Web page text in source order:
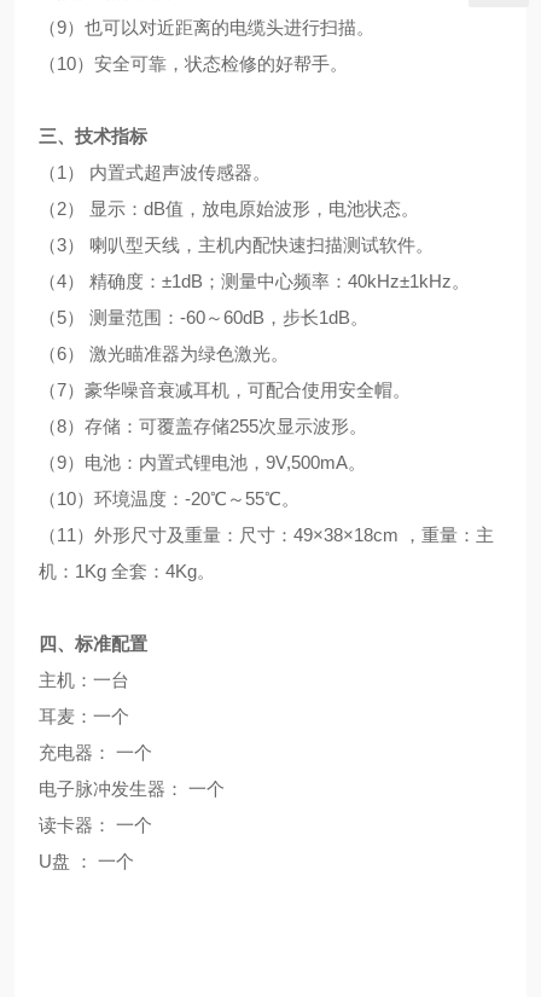
（9）也可以对近距离的电缆头进行扫描。
（10）安全可靠，状态检修的好帮手。
三、技术指标
（1 ）
内置式超声波传感器。
（2） 显示： dB值，放电原始波形，电池状态。
（3）
喇叭型天线，主机内配快速扫描测试软件。
（4） 精确度： ±1dB ；测量中心频率： 40kHz±1kHz。
（5） 测量范围： -60～60dB ，步长1dB。
（6）
激光瞄准器为绿色激光。
（7）豪华噪音衰减耳机，可配合使用安全帽。
（8）存储：可覆盖存储255次显示波形。
（9）电池：内置式锂电池， 9V,500mA。
（10）环境温度： -20℃ ～ 55℃。
（11 ）外形尺寸及重量：尺寸： 49×38×18cm
，重量：主
机： 1Kg 全套： 4Kg。
四、标准配置
主机：一台
耳麦：一个
充电器： 一个
电子脉冲发生器： 一个
读卡器： 一个
U盘 ： 一个